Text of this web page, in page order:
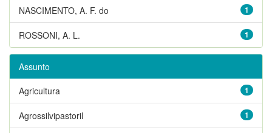
1
NASCIMENTO, A. F. do
1
ROSSONI, A. L.
Assunto
1
Agricultura
1
Agrossilvipastoril